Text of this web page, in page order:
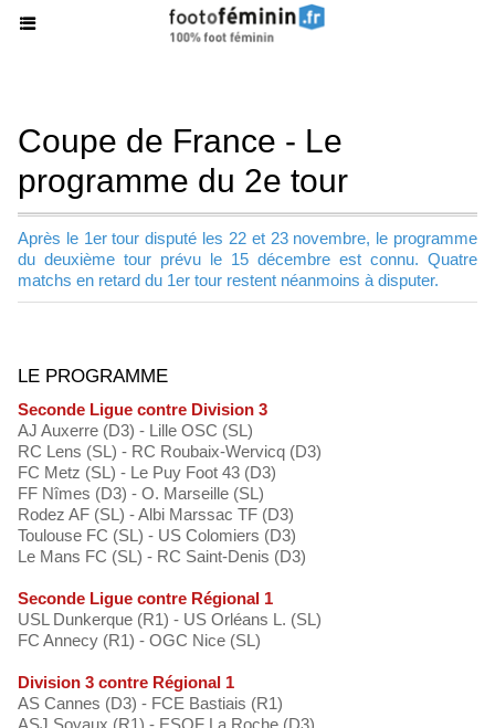
Coupe de France - Le
programme du 2e tour
Après le 1er tour disputé les 22 et 23 novembre, le programme
du deuxième tour prévu le 15 décembre est connu. Quatre
matchs en retard du 1er tour restent néanmoins à disputer.
LE PROGRAMME
Seconde Ligue contre Division 3
AJ Auxerre (D3) - Lille OSC (SL)
RC Lens (SL) - RC Roubaix-Wervicq (D3)
FC Metz (SL) - Le Puy Foot 43 (D3)
FF Nîmes (D3) - O. Marseille (SL)
Rodez AF (SL) - Albi Marssac TF (D3)
Toulouse FC (SL) - US Colomiers (D3)
Le Mans FC (SL) - RC Saint-Denis (D3)
Seconde Ligue contre Régional 1
USL Dunkerque (R1) - US Orléans L. (SL)
FC Annecy (R1) - OGC Nice (SL)
Division 3 contre Régional 1
AS Cannes (D3) - FCE Bastiais (R1)
ASJ Soyaux (R1) - ESOF La Roche (D3)